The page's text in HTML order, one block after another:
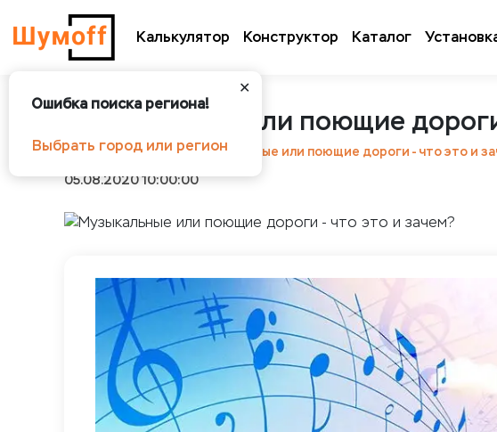
Калькулятор Конструктор Каталог
✕
Ошибка поиска региона!
Выбрать город или регион
Музыкальные или поющие
Шумоff Новости
Музыкальные или поющие дороги - что это и
05.08.2020 10:00:00